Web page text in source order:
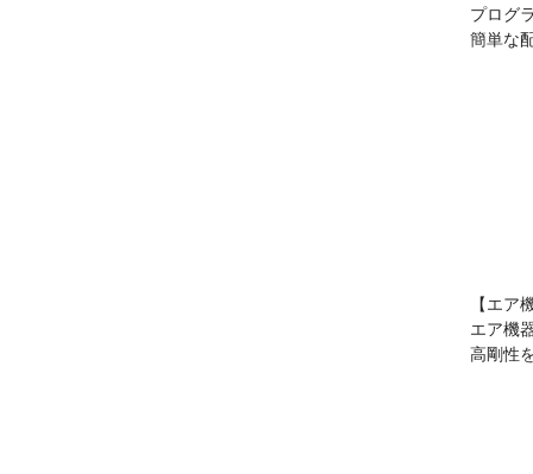
プログ
簡単な
【エア
エア機
高剛性